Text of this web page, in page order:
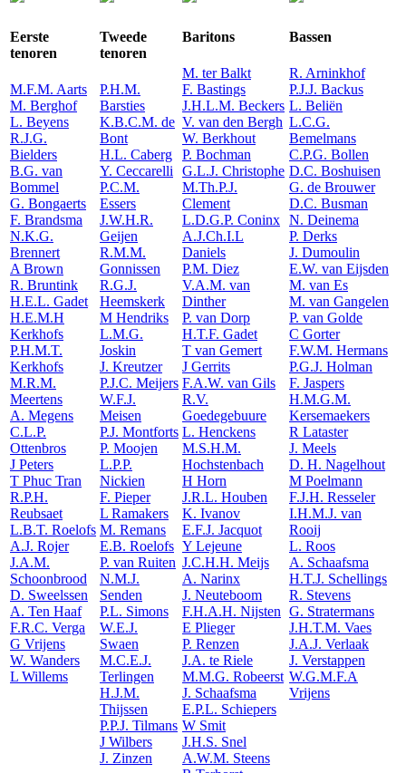
Eerste
tenoren
M.F.M. Aarts
M. Berghof
L. Beyens
R.J.G.
Bielders
B.G. van
Bommel
G. Bongaerts
F. Brandsma
N.K.G.
Brennert
A Brown
R. Bruntink
H.E.L. Gadet
H.E.M.H
Kerkhofs
P.H.M.T.
Kerkhofs
M.R.M.
Meertens
A. Megens
C.L.P.
Ottenbros
J Peters
T Phuc Tran
R.P.H.
Reubsaet
L.B.T. Roelofs
A.J. Rojer
J.A.M.
Schoonbrood
D. Sweelssen
A. Ten Haaf
F.R.C. Verga
G Vrijens
W. Wanders
L Willems
Tweede
tenoren
P.H.M.
Barsties
K.B.C.M. de
Bont
H.L. Caberg
Y. Ceccarelli
P.C.M.
Essers
J.W.H.R.
Geijen
R.M.M.
Gonnissen
R.G.J.
Heemskerk
M Hendriks
L.M.G.
Joskin
J. Kreutzer
P.J.C. Meijers
W.F.J.
Meisen
P.J. Montforts
P. Moojen
L.P.P.
Nickien
F. Pieper
L Ramakers
M. Remans
E.B. Roelofs
P. van Ruiten
N.M.J.
Senden
P.L. Simons
W.E.J.
Swaen
M.C.E.J.
Terlingen
H.J.M.
Thijssen
P.P.J. Tilmans
J Wilbers
J. Zinzen
Baritons
M. ter Balkt
F. Bastings
J.H.L.M. Beckers
V. van den Bergh
W. Berkhout
P. Bochman
G.L.J. Christophe
M.Th.P.J.
Clement
L.D.G.P. Coninx
A.J.Ch.I.L
Daniels
P.M. Diez
V.A.M. van
Dinther
P. van Dorp
H.T.F. Gadet
T van Gemert
J Gerrits
F.A.W. van Gils
R.V.
Goedegebuure
L. Henckens
M.S.H.M.
Hochstenbach
H Horn
J.R.L. Houben
K. Ivanov
E.F.J. Jacquot
Y Lejeune
J.C.H.H. Meijs
A. Narinx
J. Neuteboom
F.H.A.H. Nijsten
E Plieger
P. Renzen
J.A. te Riele
M.M.G. Robeerst
J. Schaafsma
E.P.L. Schiepers
W Smit
J.H.S. Snel
A.W.M. Steens
Bassen
R. Arninkhof
P.J.J. Backus
L. Beliën
L.C.G.
Bemelmans
C.P.G. Bollen
D.C. Boshuisen
G. de Brouwer
D.C. Busman
N. Deinema
P. Derks
J. Dumoulin
E.W. van Eijsden
M. van Es
M. van Gangelen
P. van Golde
C Gorter
F.W.M. Hermans
P.G.J. Holman
F. Jaspers
H.M.G.M.
Kersemaekers
R Lataster
J. Meels
D. H. Nagelhout
M Poelmann
F.J.H. Resseler
I.H.M.J. van
Rooij
L. Roos
A. Schaafsma
H.T.J. Schellings
R. Stevens
G. Stratermans
J.H.T.M. Vaes
J.A.J. Verlaak
J. Verstappen
W.G.M.F.A
Vrijens